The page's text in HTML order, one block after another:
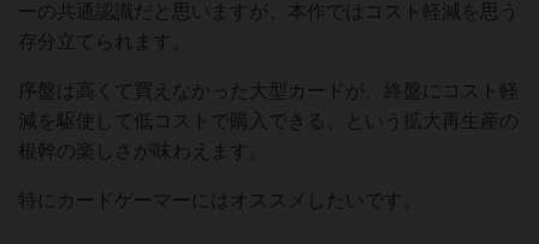
ーの共通認識だと思いますが、本作ではコスト軽減を思う
存分立てられます。
序盤は高くて買えなかった大型カードが、終盤にコスト軽
減を駆使して低コストで購入できる、という拡大再生産の
根幹の楽しさが味わえます。
特にカードゲーマーにはオススメしたいです。